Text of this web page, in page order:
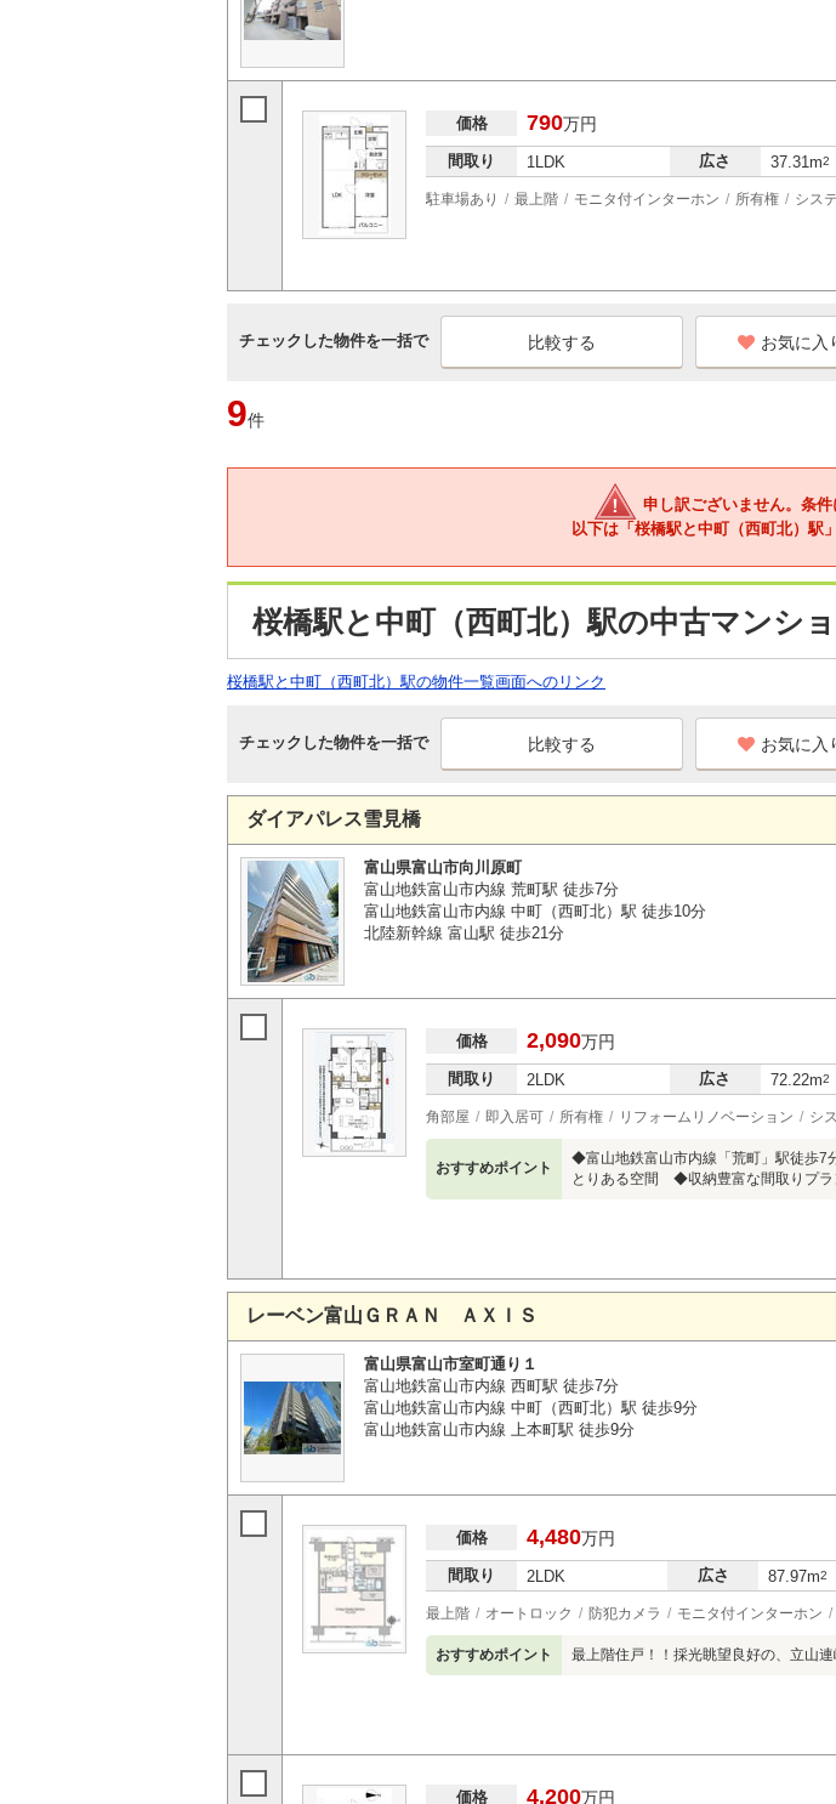
価格 790万円
間取り 1LDK 広さ 37.31m2
駐車場あり 最上階 モニタ付インターホン 所有権 シス
チェックした物件を一括で お気に入
9件
申し訳ございません。条
以下は「桜橋駅と中町（西町北）駅
桜橋駅と中町（西町北）駅の中古マンシ
桜橋駅と中町（西町北）駅の物件一覧画面へのリンク
チェックした物件を一括で お気に入
ダイアパレス雪見橋
富山県富山市向川原町
富山地鉄富山市内線 荒町駅 徒歩7分
富山地鉄富山市内線 中町（西町北）駅 徒歩10分
北陸新幹線 富山駅 徒歩21分
価格 2,090万円
間取り 2LDK 広さ 72.22m2
角部屋 即入居可 所有権 リフォームリノベーション シ
おすすめポイント
◆富山地鉄富山市内線「荒町」駅徒歩
とりある空間 ◆収納豊富な間取りプ
レーベン富山ＧＲＡＮ ＡＸＩＳ
富山県富山市室町通り１
富山地鉄富山市内線 西町駅 徒歩7分
富山地鉄富山市内線 中町（西町北）駅 徒歩9分
富山地鉄富山市内線 上本町駅 徒歩9分
価格 4,480万円
間取り 2LDK 広さ 87.97m2
最上階 オートロック 防犯カメラ モニタ付インターホン
おすすめポイント 最上階住戸！！採光眺望良好の、立山
価格 4,200万円